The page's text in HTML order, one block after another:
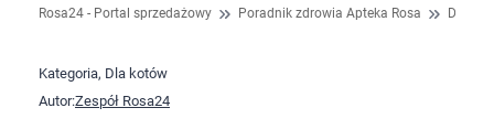
Chemia gospodarcza
Dla zwierząt
Rosa24 - Portal sprzedażowy Poradnik zdrowia Apteka Rosa Dla
Kategoria, Dla kotów
Autor:Zespół Rosa24